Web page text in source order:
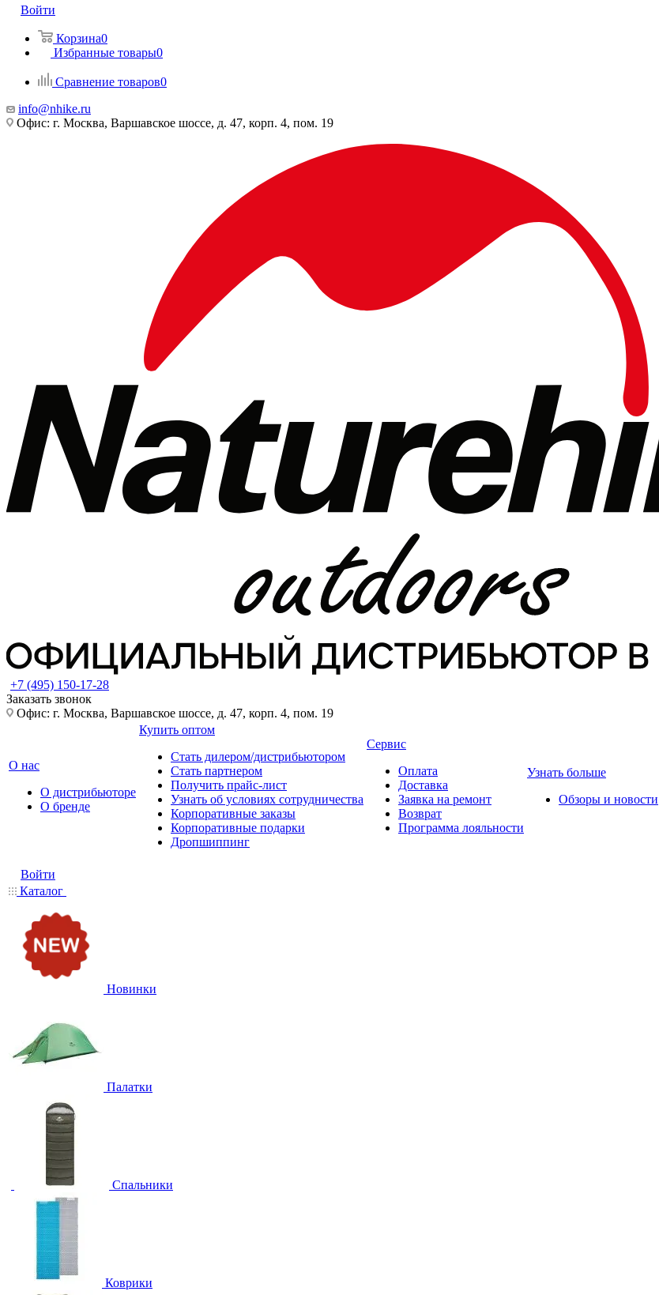
Войти
Корзина0
Избранные товары0
Сравнение товаров0
info@nhike.ru
Офис: г. Москва, Варшавское шоссе, д. 47, корп. 4, пом. 19
+7 (495) 150-17-28
Заказать звонок
Офис: г. Москва, Варшавское шоссе, д. 47, корп. 4, пом. 19
О нас
О дистрибьюторе
О бренде
Купить оптом
Стать дилером/дистрибьютором
Стать партнером
Получить прайс-лист
Узнать об условиях сотрудничества
Корпоративные заказы
Корпоративные подарки
Дропшиппинг
Сервис
Оплата
Доставка
Заявка на ремонт
Возврат
Программа лояльности
Узнать больше
Обзоры и новости
Войти
Каталог
Новинки
Палатки
Спальники
Коврики